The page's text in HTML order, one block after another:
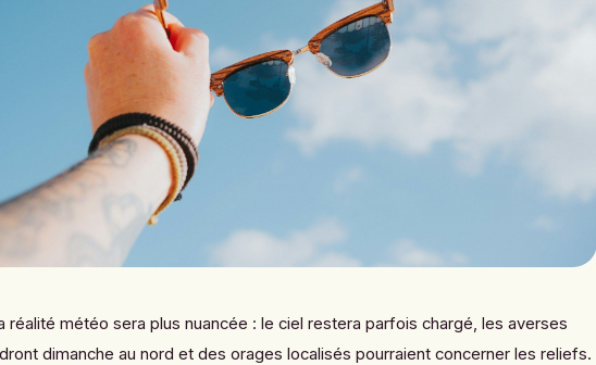
réalité météo sera plus nuancée : le ciel restera parfois chargé, les averses
dimanche au nord et des orages localisés pourraient concerner les reliefs.